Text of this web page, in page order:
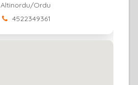
Altinordu/Ordu
4522349361